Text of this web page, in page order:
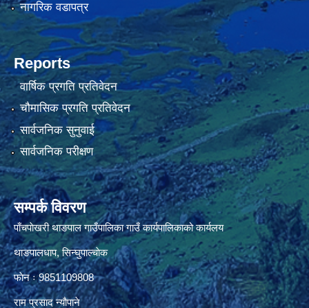
नागरिक वडापत्र
Reports
वार्षिक प्रगति प्रतिवेदन
चौमासिक प्रगति प्रतिवेदन
सार्वजनिक सुनुवाई
सार्वजनिक परीक्षण
सम्पर्क विवरण
पाँचपाेखरी थाङपाल गाउँपालिका गाउँ कार्यपालिकाको कार्यलय
थाङपालधाप, सिन्घुपाल्चाेक
फाेन ः 9851109808
राम प्रसाद न्याैपाने